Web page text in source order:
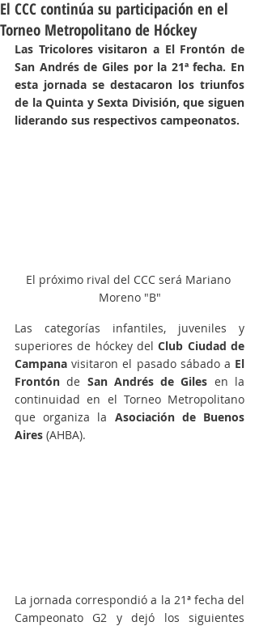
El CCC continúa su participación en el
Torneo Metropolitano de Hóckey
Las Tricolores visitaron a El Frontón de
San Andrés de Giles por la 21ª fecha. En
esta jornada se destacaron los triunfos
de la Quinta y Sexta División, que siguen
liderando sus respectivos campeonatos.
El próximo rival del CCC será Mariano
Moreno "B"
Las categorías infantiles, juveniles y
superiores de hóckey del Club Ciudad de
Campana visitaron el pasado sábado a El
Frontón de San Andrés de Giles en la
continuidad en el Torneo Metropolitano
que organiza la Asociación de Buenos
Aires (AHBA).
La jornada correspondió a la 21ª fecha del
Campeonato G2 y dejó los siguientes